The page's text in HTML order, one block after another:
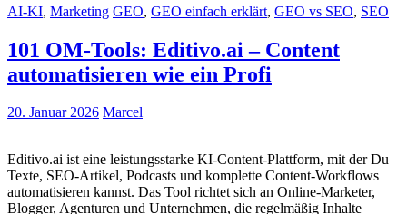
AI-KI, Marketing GEO, GEO einfach erklärt, GEO vs SEO, SEO
101 OM-Tools: Editivo.ai – Content
automatisieren wie ein Profi
20. Januar 2026 Marcel
Editivo.ai ist eine leistungsstarke KI-Content-Plattform, mit der Du
Texte, SEO-Artikel, Podcasts und komplette Content-Workflows
automatisieren kannst. Das Tool richtet sich an Online-Marketer,
Blogger, Agenturen und Unternehmen, die regelmäßig Inhalte